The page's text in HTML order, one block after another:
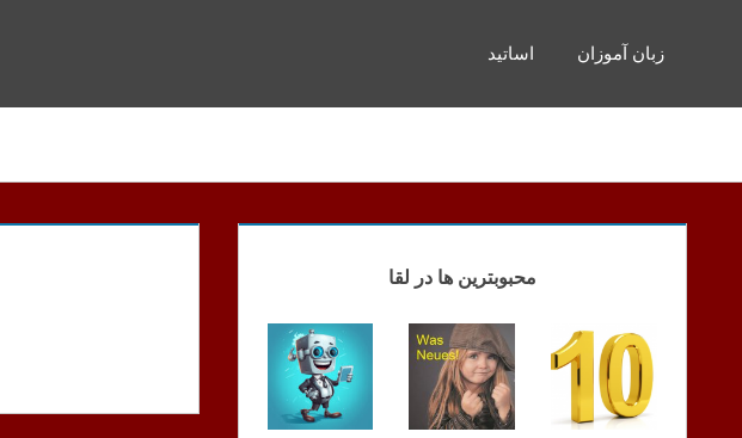
اساتید زبان آموزان
محبوبترین ها در لقا